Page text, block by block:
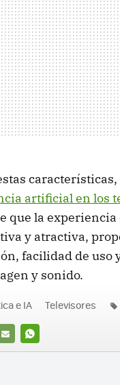
artificial en los
que la
y atractiva,
facilidad de uso
y sonido.
E-
WHATSAPP
e IA Televisores